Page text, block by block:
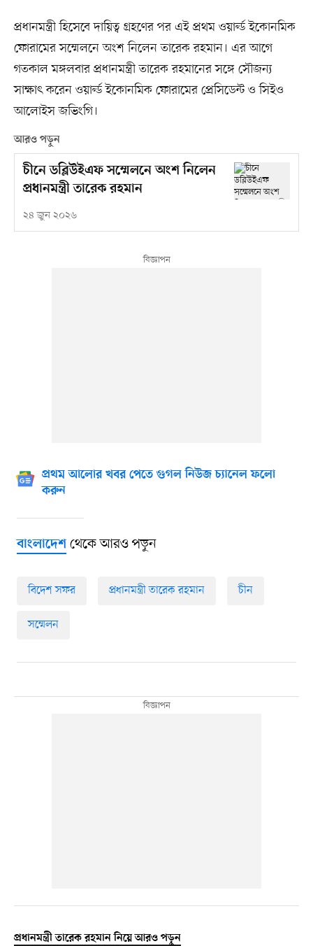
প্রধানমন্ত্রী হিসেবে দায়িত্ব গ্রহণের পর এই প্রথম ওয়ার্ল্ড ইকোনমিক
ফোরামের সম্মেলনে অংশ নিলেন তারেক রহমান। এর আগে
গতকাল মঙ্গলবার প্রধানমন্ত্রী তারেক রহমানের সঙ্গে সৌজন্য
সাক্ষাৎ করেন ওয়ার্ল্ড ইকোনমিক ফোরামের প্রেসিডেন্ট ও সিইও
আলোইস জভিংগি।
আরও পড়ুন
চীনে ডব্লিউইএফ সম্মেলনে অংশ নিলেন
প্রধানমন্ত্রী তারেক রহমান
২৪ জুন ২০২৬
প্রথম আলোর খবর পেতে গুগল নিউজ চ্যানেল ফলো
করুন
বাংলাদেশথেকে আরও পড়ুন
বিদেশ সফর প্রধানমন্ত্রী তারেক রহমান চীন
সম্মেলন
প্রধানমন্ত্রী তারেক রহমান নিয়ে আরও পড়ুন